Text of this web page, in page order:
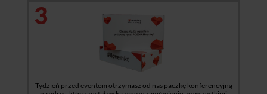
3
Tydzień przed eventem otrzymasz od nas paczkę konferencyjną